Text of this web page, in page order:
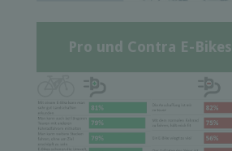
Pro und Contra E-Bikes